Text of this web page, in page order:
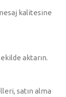
kalitesine
aktarın.
satın alma